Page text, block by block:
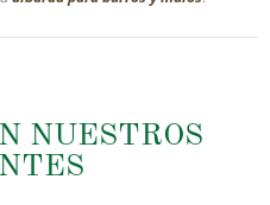
NUESTROS